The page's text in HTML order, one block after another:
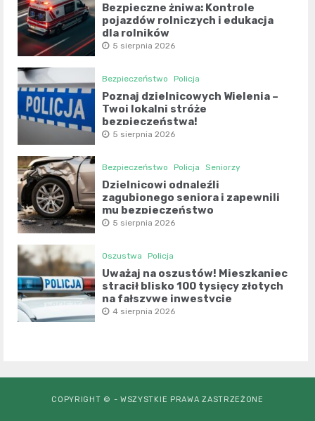
Bezpieczne żniwa: Kontrole
pojazdów rolniczych i edukacja
dla rolników
5 sierpnia 2026
Bezpieczeństwo Policja
Poznaj dzielnicowych Wielenia –
Twoi lokalni stróże
bezpieczeństwa!
5 sierpnia 2026
Bezpieczeństwo Policja Seniorzy
Dzielnicowi odnaleźli
zagubionego seniora i zapewnili
mu bezpieczeństwo
5 sierpnia 2026
Oszustwa Policja
Uważaj na oszustów! Mieszkaniec
stracił blisko 100 tysięcy złotych
na fałszywe inwestycje
4 sierpnia 2026
COPYRIGHT © - WSZYSTKIE PRAWA ZASTRZEŻONE